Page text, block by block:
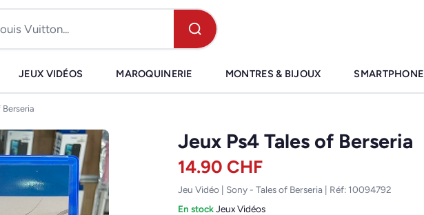
JEUX VIDÉOS MAROQUINERIE MONTRES & BIJOUX SMARTPHONE
Berseria
Jeux Ps4 Tales of Berseria
14.90 CHF
Jeu Vidéo | Sony - Tales of Berseria | Réf: 10094792
En stock·Jeux Vidéos